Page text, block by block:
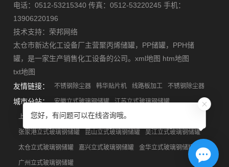
电话：0512-53215340 传真：0512-53220245 手机：
13906220196
技术支持： 荣邦网络
太仓市新达化工设备厂主营聚丙烯储罐， PP储罐， PPH储
罐，是一家生产销售化工设备的公司。xml地图 htm地图
txt地图
友情链接：
不锈钢除尘器 韩华贴片机 线路板加工 不锈钢除尘器
城市分站： 安徽立式玻璃钢储罐 江苏立式玻璃钢储罐
上海立式玻璃钢储罐 浙江立式玻璃钢储罐
张家港立式玻璃钢储罐 昆山立式玻璃钢储罐 吴江立式玻璃钢储罐
太仓立式玻璃钢储罐 嘉兴立式玻璃钢储罐 金华立式玻璃钢储罐
广州立式玻璃钢储罐
您好，有问题可以在线咨询哦。